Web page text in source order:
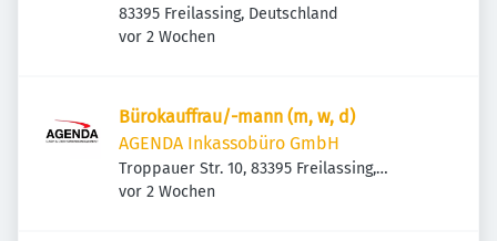
83395 Freilassing, Deutschland
Veröffentlicht
vor 2 Wochen
Bürokauffrau/-mann (m, w, d)
AGENDA Inkassobüro GmbH
Troppauer Str. 10, 83395 Freilassing,
Deutschland
Veröffentlicht
vor 2 Wochen